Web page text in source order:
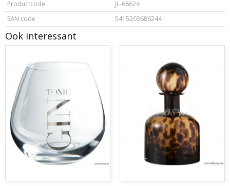
Productcode
JL-68624
EAN code
5415203686244
Ook interessant